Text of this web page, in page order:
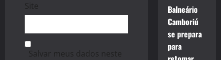
Site
Salvar meus dados neste
Balneário
Camboriú
se prepara
para